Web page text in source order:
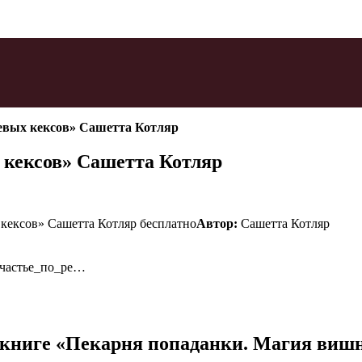
кексов» Сашетта Котляр
Сашетта Котляр
Автор: Сашетта Котляр
«Пекарня попаданки. Магия